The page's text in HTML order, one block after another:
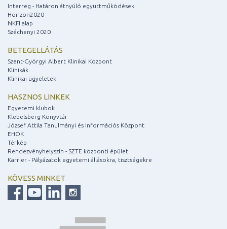
Interreg - Határon átnyúló együttműködések
Horizon2020
NKFI alap
Széchenyi 2020
BETEGELLÁTÁS
Szent-Györgyi Albert Klinikai Központ
Klinikák
Klinikai ügyeletek
HASZNOS LINKEK
Egyetemi klubok
Klebelsberg Könyvtár
József Attila Tanulmányi és Információs Központ
EHÖK
Térkép
Rendezvényhelyszín - SZTE központi épület
Karrier - Pályázatok egyetemi állásokra, tisztségekre
KÖVESS MINKET